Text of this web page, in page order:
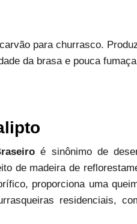
para churrasco.
da brasa e pouca
é sinônimo de
de madeira de
proporciona uma
residenciais,